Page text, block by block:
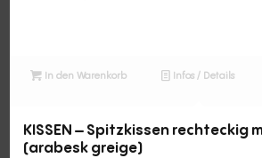
In den Warenkorb Infos / Details
KISSEN – Spitzkissen rechteckig
(arabesk greige)